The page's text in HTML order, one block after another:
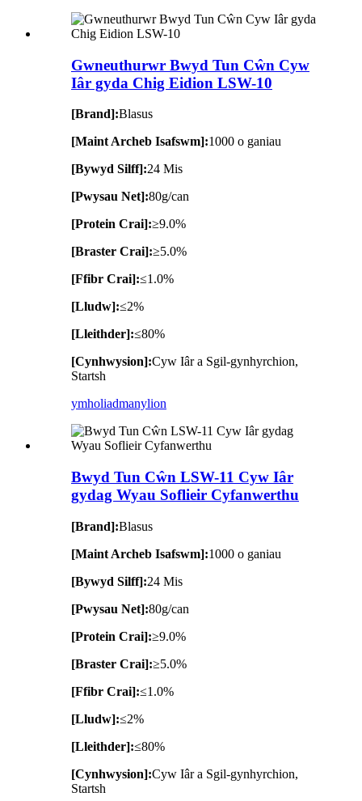
Gwneuthurwr Bwyd Tun Cŵn Cyw
Iâr gyda Chig Eidion LSW-10
[Brand]:Blasus
[Maint Archeb Isafswm]:1000 o ganiau
[Bywyd Silff]:24 Mis
[Pwysau Net]:80g/can
[Protein Crai]:≥9.0%
[Braster Crai]:≥5.0%
[Ffibr Crai]:≤1.0%
[Lludw]:≤2%
[Lleithder]:≤80%
[Cynhwysion]:Cyw Iâr a Sgil-gynhyrchion,
Startsh
ymholiadmanylion
Bwyd Tun Cŵn LSW-11 Cyw Iâr
gydag Wyau Soflieir Cyfanwerthu
[Brand]:Blasus
[Maint Archeb Isafswm]:1000 o ganiau
[Bywyd Silff]:24 Mis
[Pwysau Net]:80g/can
[Protein Crai]:≥9.0%
[Braster Crai]:≥5.0%
[Ffibr Crai]:≤1.0%
[Lludw]:≤2%
[Lleithder]:≤80%
[Cynhwysion]:Cyw Iâr a Sgil-gynhyrchion,
Startsh